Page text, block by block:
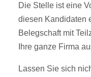
Die Stelle ist eine
diesen Kandidaten
Belegschaft mit
Ihre ganze Firma
Lassen Sie sich